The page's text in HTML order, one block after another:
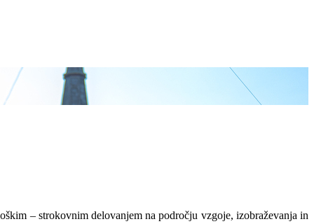
– strokovnim delovanjem na področju vzgoje, izobraževanja in